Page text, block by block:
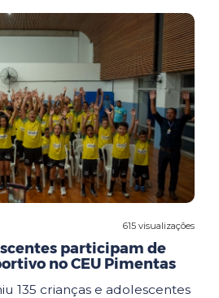
615 visualizações
participam de
no CEU Pimentas
135 crianças e adolescentes